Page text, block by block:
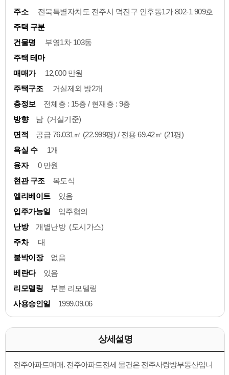
주소
전북특별자치도 전주시 덕진구 인후동1가 802-1 909호
주택 구분
건물명
부영1차 103동
주택 테마
매매가
12,000 만원
주택구조
거실제외 방2개
층정보
전체층 : 15층 / 현재층 : 9층
방향
남 (거실기준)
면적
공급 76.031㎡ (22.999평) / 전용 69.42㎡ (21평)
욕실 수
1개
융자
0 만원
현관 구조
복도식
엘리베이트
있음
입주가능일
입주협의
난방
개별난방 (도시가스)
주차
대
붙박이장
없음
베란다
있음
리모델링
부분 리모델링
사용승인일
1999.09.06
상세설명
전주아파트매매. 전주아파트전세 물건은 전주사랑방부동산입니